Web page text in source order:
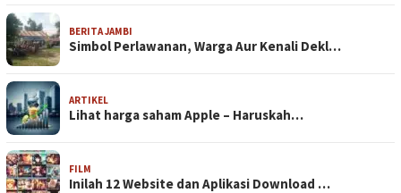
BERITA JAMBI
Simbol Perlawanan, Warga Aur Kenali Dekl…
ARTIKEL
Lihat harga saham Apple – Haruskah…
FILM
Inilah 12 Website dan Aplikasi Download …